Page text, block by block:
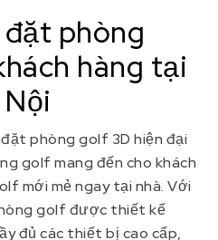
phòng
hàng tại
phòng golf 3D hiện đại
golf mang đến cho khách
mới mẻ ngay tại nhà. Với
golf được thiết kế
đủ các thiết bị cao cấp,